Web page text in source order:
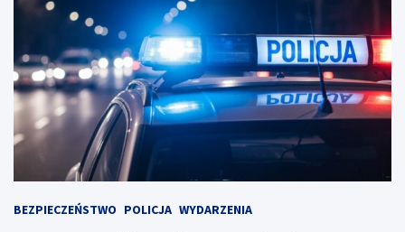
BEZPIECZEŃSTWO POLICJA WYDARZENIA